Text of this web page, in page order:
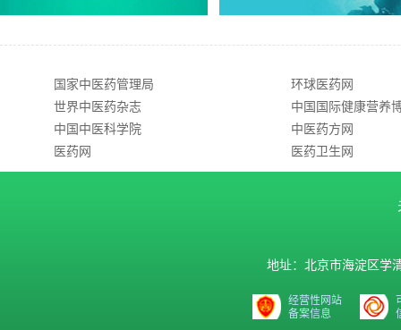
国家中医药管理局
世界中医药杂志
中国中医科学院
医药网
环球医药网
中国国际健康营养
中医药方网
医药卫生网
地址：北京市海淀区学
经营性网站
备案信息